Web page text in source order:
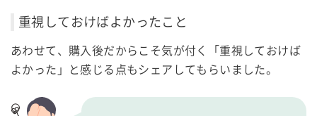
重視しておけばよかったこと
あわせて、購入後だからこそ気が付く「重視しておけば
よかった」と感じる点もシェアしてもらいました。